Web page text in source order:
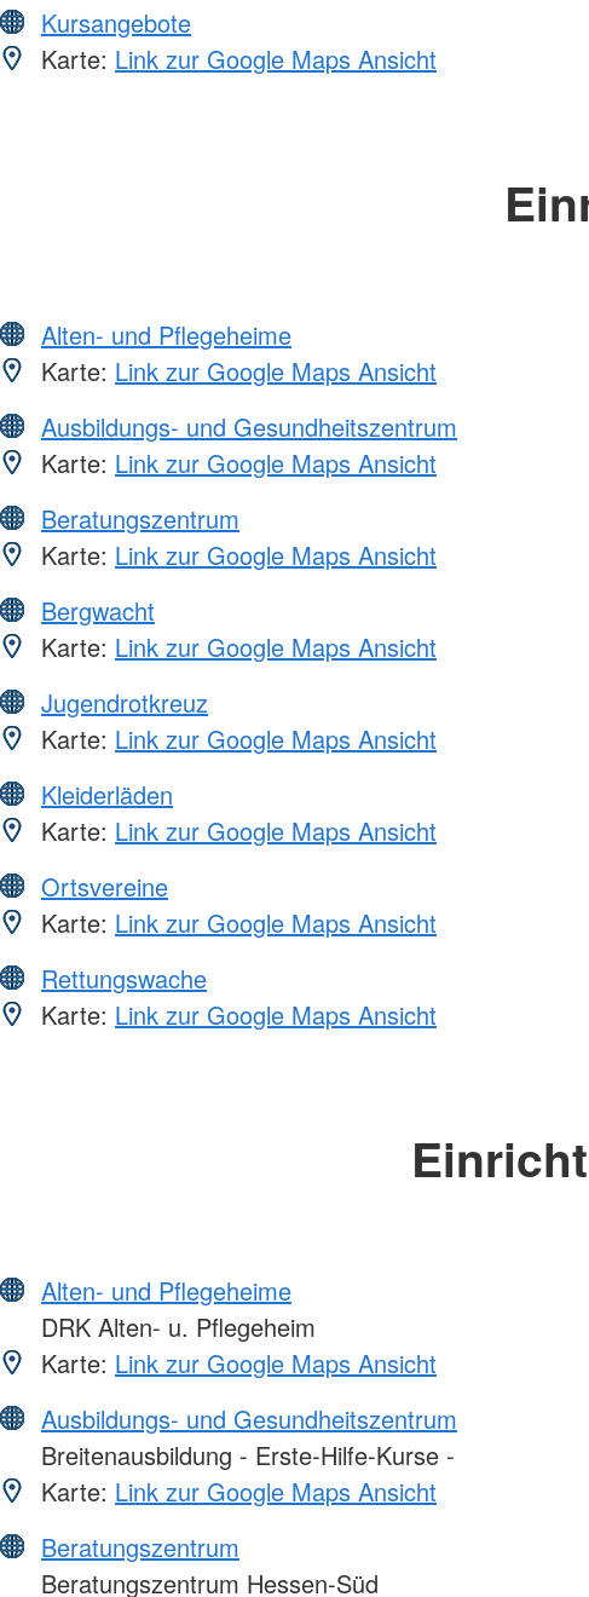
Kursangebote
Karte: Link zur Google Maps Ansicht
Alten- und Pflegeheime
Karte: Link zur Google Maps Ansicht
Ausbildungs- und Gesundheitszentrum
Karte: Link zur Google Maps Ansicht
Beratungszentrum
Karte: Link zur Google Maps Ansicht
Bergwacht
Karte: Link zur Google Maps Ansicht
Jugendrotkreuz
Karte: Link zur Google Maps Ansicht
Kleiderläden
Karte: Link zur Google Maps Ansicht
Ortsvereine
Karte: Link zur Google Maps Ansicht
Rettungswache
Karte: Link zur Google Maps Ansicht
Alten- und Pflegeheime
DRK Alten- u. Pflegeheim
Karte: Link zur Google Maps Ansicht
Ausbildungs- und Gesundheitszentrum
Breitenausbildung - Erste-Hilfe-Kurse -
Karte: Link zur Google Maps Ansicht
Beratungszentrum
Beratungszentrum Hessen-Süd